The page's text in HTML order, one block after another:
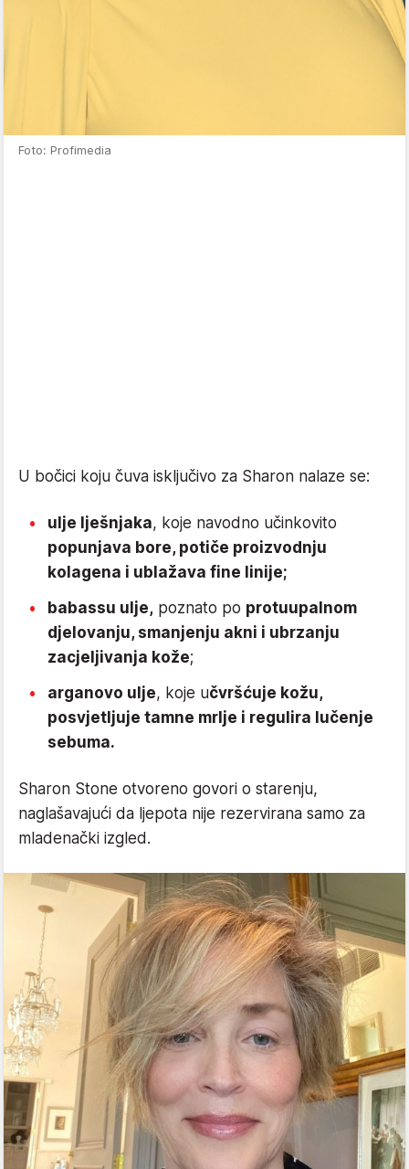
Foto: Profimedia
U bočici koju čuva isključivo za Sharon nalaze se:
ulje lješnjaka, koje navodno učinkovito
popunjava bore, potiče proizvodnju
kolagena i ublažava fine linije;
babassu ulje, poznato po protuupalnom
djelovanju, smanjenju akni i ubrzanju
zacjeljivanja kože;
arganovo ulje, koje učvršćuje kožu,
posvjetljuje tamne mrlje i regulira lučenje
sebuma.
Sharon Stone otvoreno govori o starenju,
naglašavajući da ljepota nije rezervirana samo za
mladenački izgled.